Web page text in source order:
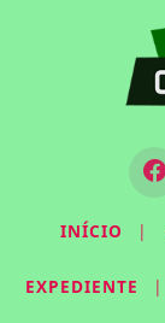
INÍCIO |
EXPEDIENTE |